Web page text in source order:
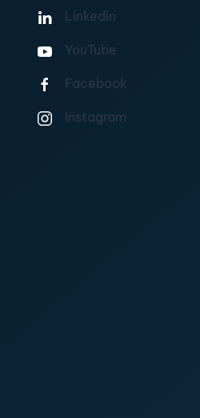
Linkedin
YouTube
Facebook
Instagram